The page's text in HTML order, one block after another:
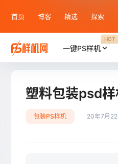
首页 博客 精选 探索
一键PS样机
HOT
塑料包装psd
包装PS样机 20年7月22